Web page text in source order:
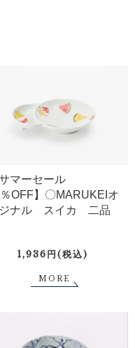
サマーセール
OFF】〇MARUKEIオ
ジナル スイカ 二品
1,936円(税込)
MORE